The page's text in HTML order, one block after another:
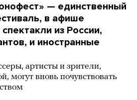
— единственный
в афише
из России,
и иностранные
артисты и зрители,
могут вновь почувствовать